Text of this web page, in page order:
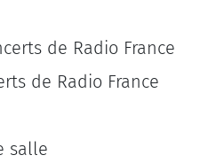
de Radio France
de Radio France
salle